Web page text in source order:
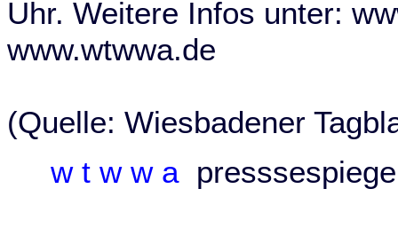
Uhr. Weitere Infos unter:
www.wtwwa.de
(Quelle: Wiesbadener
w t w w a